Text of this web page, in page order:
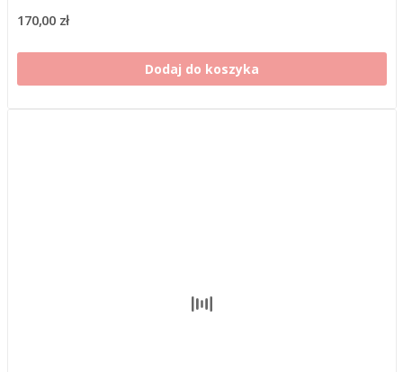
170,00 zł
Dodaj do koszyka